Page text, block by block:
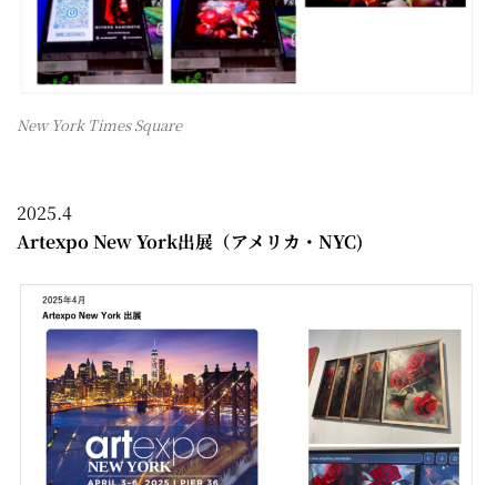
New York Times Square
2025.4
Artexpo New York出展（アメリカ・NYC)